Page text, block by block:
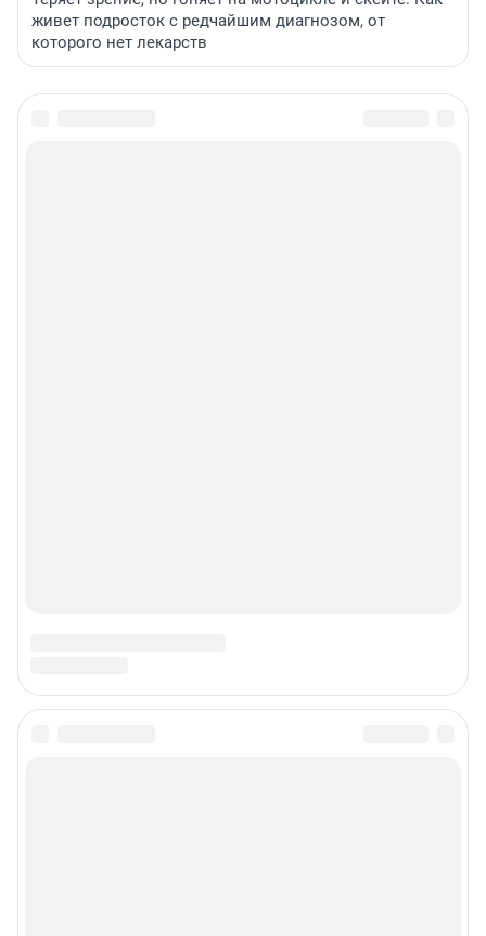
живет подросток с редчайшим диагнозом, от
которого нет лекарств